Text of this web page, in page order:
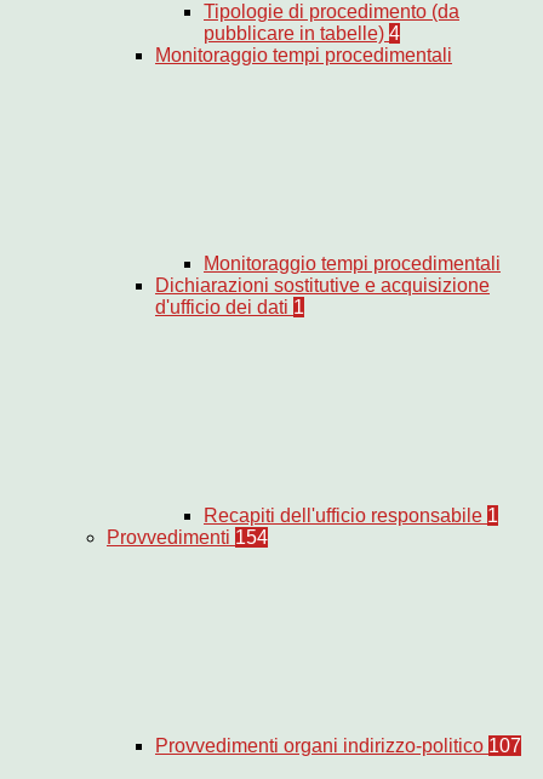
Tipologie di procedimento (da
pubblicare in tabelle) 4
Monitoraggio tempi procedimentali
Monitoraggio tempi procedimentali
Dichiarazioni sostitutive e acquisizione
d'ufficio dei dati 1
Recapiti dell'ufficio responsabile 1
Provvedimenti 154
Provvedimenti organi indirizzo-politico 107